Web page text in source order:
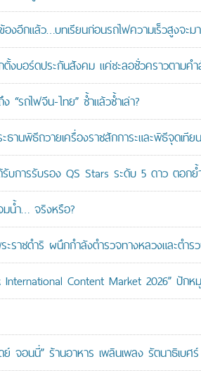
งอีกแล้ว…บทเรียนก่อนรถไฟความเร็วสูงจะม
งบอร์ดประกันสังคม แค่ชะลอชั่วคราวตามค
“รถไฟจีน-ไทย” ซ้ำแล้วซ้ำเล่า?
ธานพิธีถวายเครื่องราชสักการะและพิธีจุดเ
บการรับรอง QS Stars ระดับ 5 ดาว ตอก
น้ำ… จริงหรือ?
ราชดำริ ผนึกกำลังตำรวจทางหลวงและตำ
International Content Market 2026” ปั
จอนนี่” ร้านอาหาร เพลินเพลง รัตนาธิเบศ